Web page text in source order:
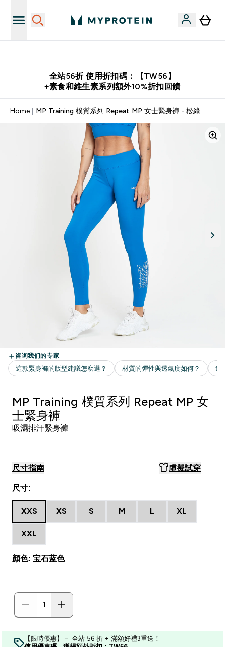
全站56折 使用折扣碼：【TW56】
+素食和維生素系列額外10%折扣回饋
Home MP Training 樸質系列 Repeat MP 女士緊身褲 - 松綠
MP Training 樸質系列 Repeat MP 女
士緊身褲
吸濕排汗緊身褲
尺寸指南 虛擬試穿
尺寸:
XXS XS S M L XL
XXL
顏色: 宝石蓝色
【限時優惠】－ 全站 56 折 + 滿額好禮3重送！